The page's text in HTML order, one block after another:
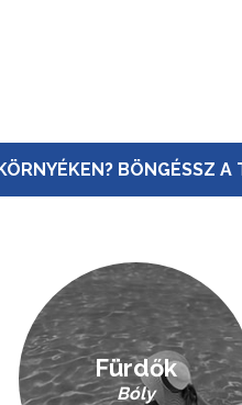
BÖNGÉSSZ
Fürdők
Bóly